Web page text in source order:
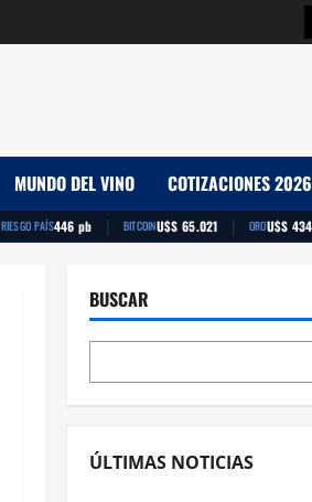
MUNDO DEL VINO COTIZACIONES 2026
RIESGO PAÍS446 pb | BITCOINU$S 65.021 | OROU$S
BUSCAR
ÚLTIMAS NOTICIAS